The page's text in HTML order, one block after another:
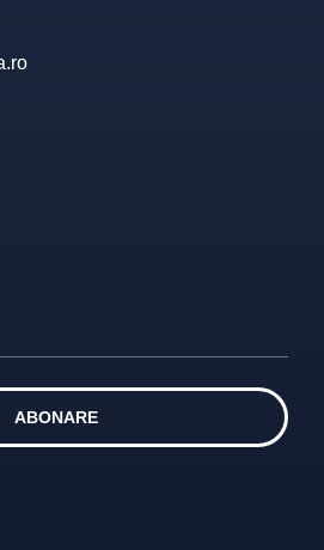
ABONARE